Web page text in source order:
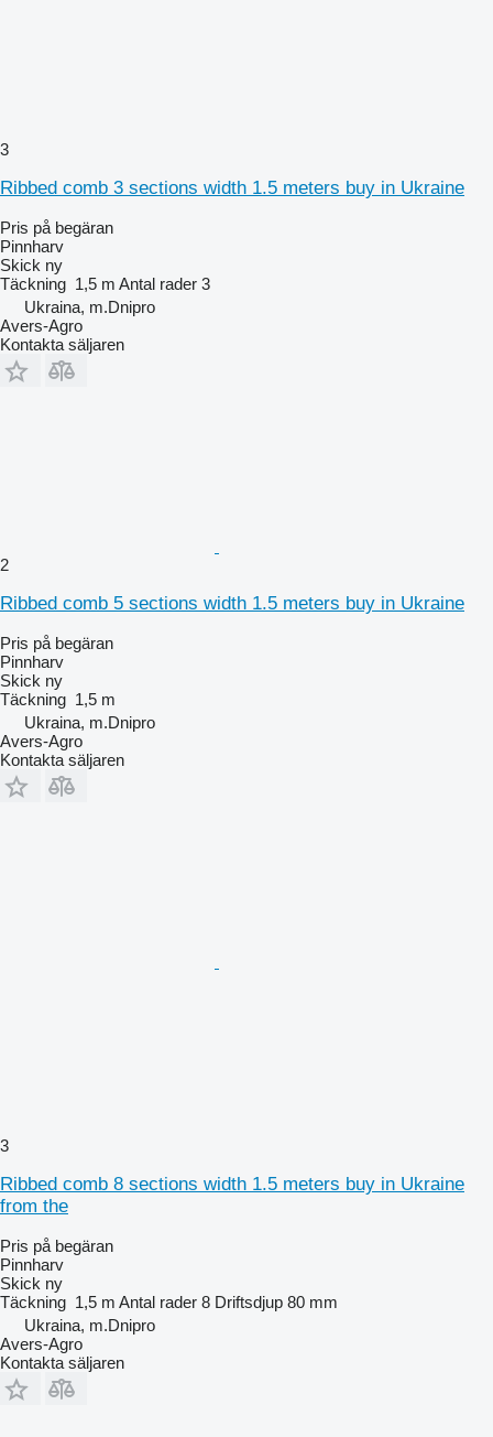
3
Ribbed comb 3 sections width 1.5 meters buy in Ukraine
Pris på begäran
Pinnharv
Skick ny
Täckning 1,5 m Antal rader 3
Ukraina, m.Dnipro
Avers-Agro
Kontakta säljaren
2
Ribbed comb 5 sections width 1.5 meters buy in Ukraine
Pris på begäran
Pinnharv
Skick ny
Täckning 1,5 m
Ukraina, m.Dnipro
Avers-Agro
Kontakta säljaren
3
Ribbed comb 8 sections width 1.5 meters buy in Ukraine
from the
Pris på begäran
Pinnharv
Skick ny
Täckning 1,5 m Antal rader 8 Driftsdjup 80 mm
Ukraina, m.Dnipro
Avers-Agro
Kontakta säljaren